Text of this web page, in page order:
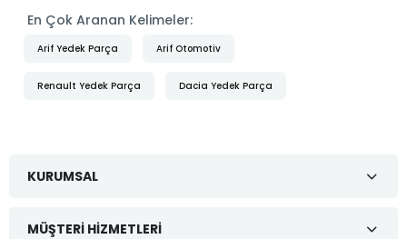
En Çok Aranan Kelimeler:
Arif Yedek Parça Arif Otomotiv
Renault Yedek Parça Dacia Yedek Parça
KURUMSAL
MÜŞTERI HIZMETLERI